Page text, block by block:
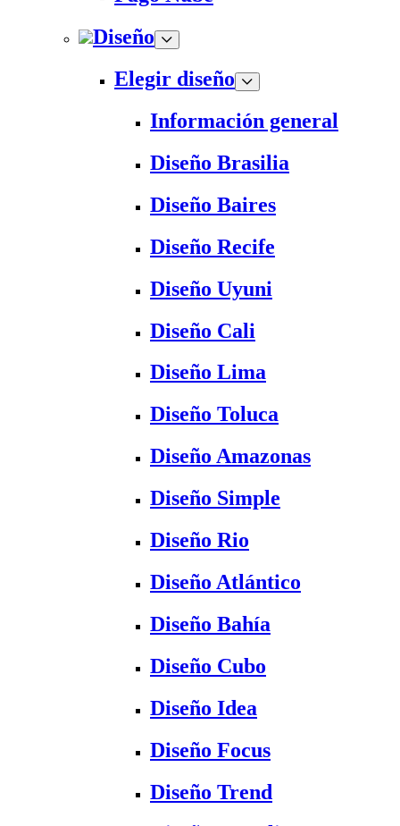
Diseño
Elegir diseño
Información general
Diseño Brasilia
Diseño Baires
Diseño Recife
Diseño Uyuni
Diseño Cali
Diseño Lima
Diseño Toluca
Diseño Amazonas
Diseño Simple
Diseño Rio
Diseño Atlántico
Diseño Bahía
Diseño Cubo
Diseño Idea
Diseño Focus
Diseño Trend